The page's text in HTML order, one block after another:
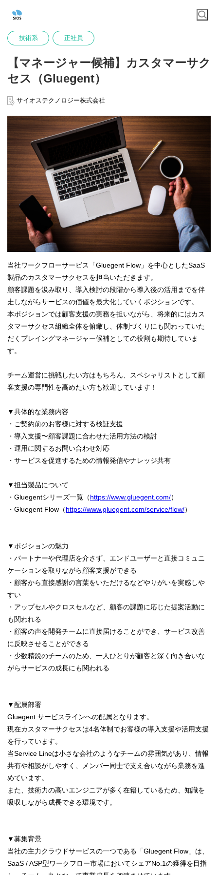
技術系 正社員
【マネージャー候補】カスタマーサク
セス（Gluegent）
サイオステクノロジー株式会社
当社ワークフローサービス「Gluegent Flow」を中心としたSaaS
製品のカスタマーサクセスを担当いただきます。
顧客課題を汲み取り、導入検討の段階から導入後の活用までを伴
走しながらサービスの価値を最大化していくポジションです。
本ポジションでは顧客支援の実務を担いながら、将来的にはカス
タマーサクセス組織全体を俯瞰し、体制づくりにも関わっていた
だくプレイングマネージャー候補としての役割も期待していま
す。
チーム運営に挑戦したい方はもちろん、スペシャリストとして顧
客支援の専門性を高めたい方も歓迎しています！
▼具体的な業務内容
・ご契約前のお客様に対する検証支援
・導入支援〜顧客課題に合わせた活用方法の検討
・運用に関するお問い合わせ対応
・サービスを促進するための情報発信やナレッジ共有
▼担当製品について
・Gluegentシリーズ一覧（https://www.gluegent.com/）
・Gluegent Flow（https://www.gluegent.com/service/flow/）
▼ポジションの魅力
・パートナーや代理店を介さず、エンドユーザーと直接コミュニ
ケーションを取りながら顧客支援ができる
・顧客から直接感謝の言葉をいただけるなどやりがいを実感しや
すい
・アップセルやクロスセルなど、顧客の課題に応じた提案活動に
も関われる
・顧客の声を開発チームに直接届けることができ、サービス改善
に反映させることができる
・少数精鋭のチームのため、一人ひとりが顧客と深く向き合いな
がらサービスの成長にも関われる
▼配属部署
Gluegent サービスラインへの配属となります。
現在カスタマーサクセスは4名体制でお客様の導入支援や活用支援
を行っています。
当Service Lineは小さな会社のようなチームの雰囲気があり、情報
共有や相談がしやすく、メンバー同士で支え合いながら業務を進
めています。
また、技術力の高いエンジニアが多く在籍しているため、知識を
吸収しながら成長できる環境です。
▼募集背景
当社の主力クラウドサービスの一つである「Gluegent Flow」は、
SaaS / ASP型ワークフロー市場においてシェアNo.1の獲得を目指